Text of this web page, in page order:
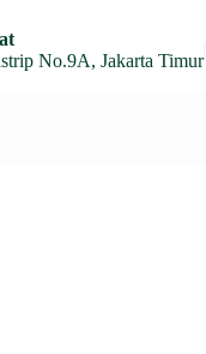
No.9A, Jakarta Timur